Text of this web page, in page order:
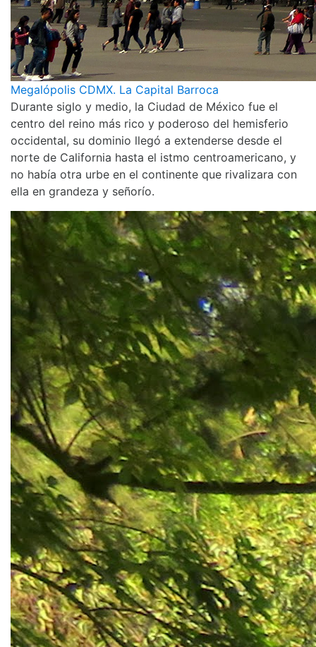
Megalópolis CDMX. La Capital Barroca
Durante siglo y medio, la Ciudad de México fue el
centro del reino más rico y poderoso del hemisferio
occidental, su dominio llegó a extenderse desde el
norte de California hasta el istmo centroamericano, y
no había otra urbe en el continente que rivalizara con
ella en grandeza y señorío.